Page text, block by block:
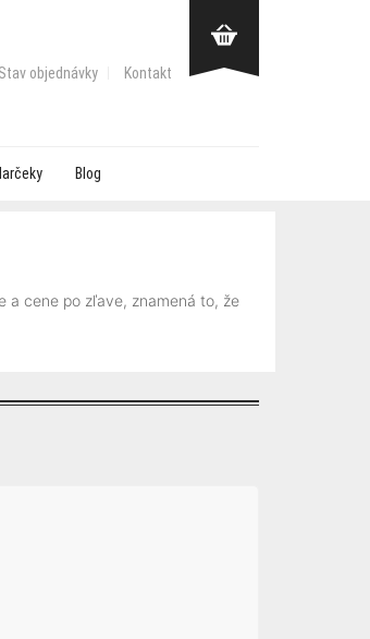
Stav objednávky Kontakt
Blog
a cene po zľave, znamená to, že